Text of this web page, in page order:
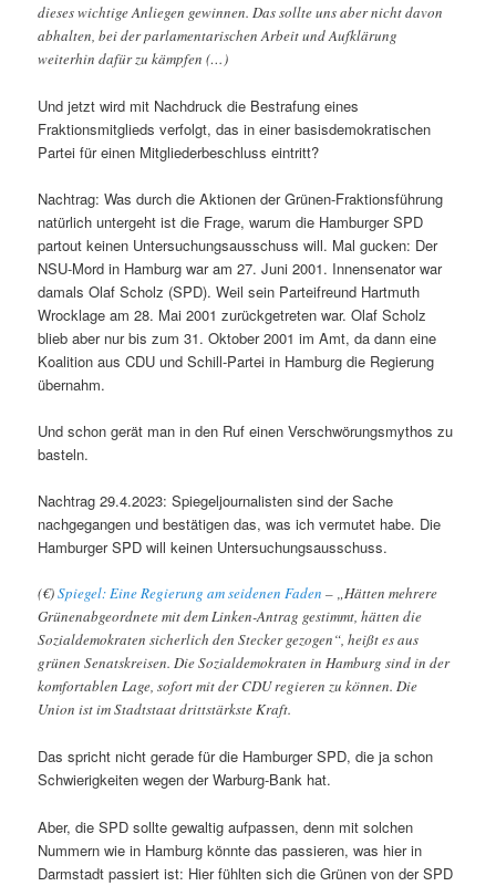
dieses wichtige Anliegen gewinnen. Das sollte uns aber nicht davon
abhalten, bei der parlamentarischen Arbeit und Aufklärung
weiterhin dafür zu kämpfen (…)
Und jetzt wird mit Nachdruck die Bestrafung eines
Fraktionsmitglieds verfolgt, das in einer basisdemokratischen
Partei für einen Mitgliederbeschluss eintritt?
Nachtrag: Was durch die Aktionen der Grünen-Fraktionsführung
natürlich untergeht ist die Frage, warum die Hamburger SPD
partout keinen Untersuchungsausschuss will. Mal gucken: Der
NSU-Mord in Hamburg war am 27. Juni 2001. Innensenator war
damals Olaf Scholz (SPD). Weil sein Parteifreund Hartmuth
Wrocklage am 28. Mai 2001 zurückgetreten war. Olaf Scholz
blieb aber nur bis zum 31. Oktober 2001 im Amt, da dann eine
Koalition aus CDU und Schill-Partei in Hamburg die Regierung
übernahm.
Und schon gerät man in den Ruf einen Verschwörungsmythos zu
basteln.
Nachtrag 29.4.2023: Spiegeljournalisten sind der Sache
nachgegangen und bestätigen das, was ich vermutet habe. Die
Hamburger SPD will keinen Untersuchungsausschuss.
(€)Spiegel: Eine Regierung am seidenen Faden – „Hätten mehrere
Grünenabgeordnete mit dem Linken-Antrag gestimmt, hätten die
Sozialdemokraten sicherlich den Stecker gezogen“, heißt es aus
grünen Senatskreisen. Die Sozialdemokraten in Hamburg sind in der
komfortablen Lage, sofort mit der CDU regieren zu können. Die
Union ist im Stadtstaat drittstärkste Kraft.
Das spricht nicht gerade für die Hamburger SPD, die ja schon
Schwierigkeiten wegen der Warburg-Bank hat.
Aber, die SPD sollte gewaltig aufpassen, denn mit solchen
Nummern wie in Hamburg könnte das passieren, was hier in
Darmstadt passiert ist: Hier fühlten sich die Grünen von der SPD